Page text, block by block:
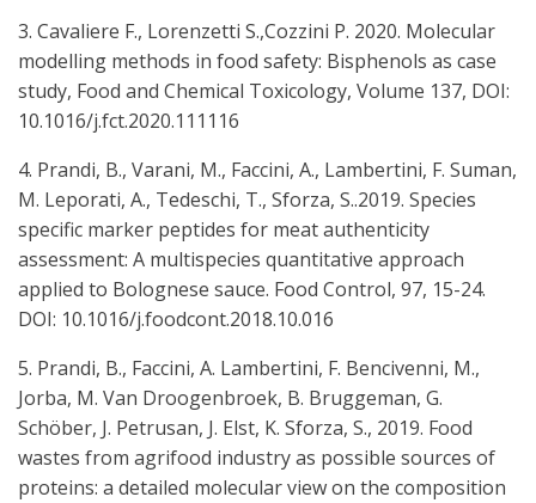
3. Cavaliere F., Lorenzetti S.,Cozzini P. 2020. Molecular
modelling methods in food safety: Bisphenols as case
study, Food and Chemical Toxicology, Volume 137, DOI:
10.1016/j.fct.2020.111116
4. Prandi, B., Varani, M., Faccini, A., Lambertini, F. Suman,
M. Leporati, A., Tedeschi, T., Sforza, S..2019. Species
specific marker peptides for meat authenticity
assessment: A multispecies quantitative approach
applied to Bolognese sauce. Food Control, 97, 15-24.
DOI: 10.1016/j.foodcont.2018.10.016
5. Prandi, B., Faccini, A. Lambertini, F. Bencivenni, M.,
Jorba, M. Van Droogenbroek, B. Bruggeman, G.
Schöber, J. Petrusan, J. Elst, K. Sforza, S., 2019. Food
wastes from agrifood industry as possible sources of
proteins: a detailed molecular view on the composition